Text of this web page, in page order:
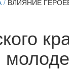
/ ВЛИЯНИЕ